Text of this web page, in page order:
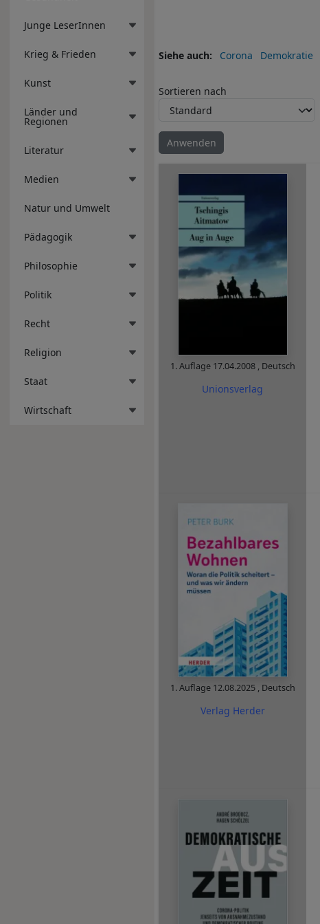
Junge LeserInnen
Krieg & Frieden
Kunst
Länder und
Regionen
Literatur
Medien
Natur und Umwelt
Pädagogik
Philosophie
Politik
Recht
Religion
Staat
Wirtschaft
Siehe auch Corona Demokratie
Sortieren nach
1. Auflage 17.04.2008 , Deutsch
Unionsverlag
1. Auflage 12.08.2025 , Deutsch
Verlag Herder